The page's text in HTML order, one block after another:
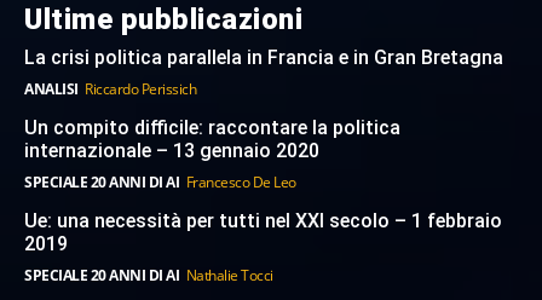
Ultime pubblicazioni
La crisi politica parallela in Francia e in Gran Bretagna
ANALISI Riccardo Perissich
Un compito difficile: raccontare la politica
internazionale – 13 gennaio 2020
SPECIALE 20 ANNI DI AI Francesco De Leo
Ue: una necessità per tutti nel XXI secolo – 1 febbraio
2019
SPECIALE 20 ANNI DI AI Nathalie Tocci